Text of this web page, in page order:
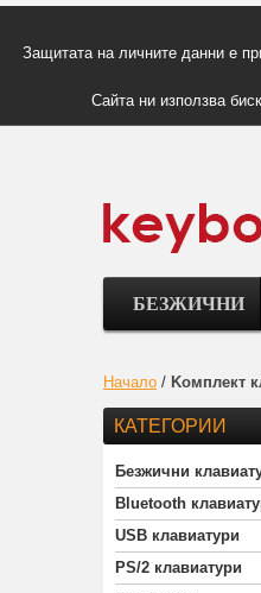
Защитата на личните данни е
Сайта ни използва
БЕЗЖИЧНИ
Начало / Kомплект
КАТЕГОРИИ
Безжични
Bluetooth
USB клавиатури
PS/2 клавиатури